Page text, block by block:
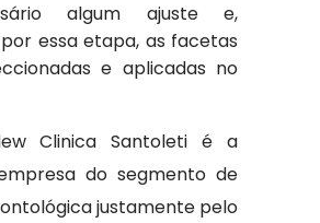
algum ajuste e,
essa etapa, as facetas
e aplicadas no
Clinica Santoleti é a
do segmento de
justamente pelo